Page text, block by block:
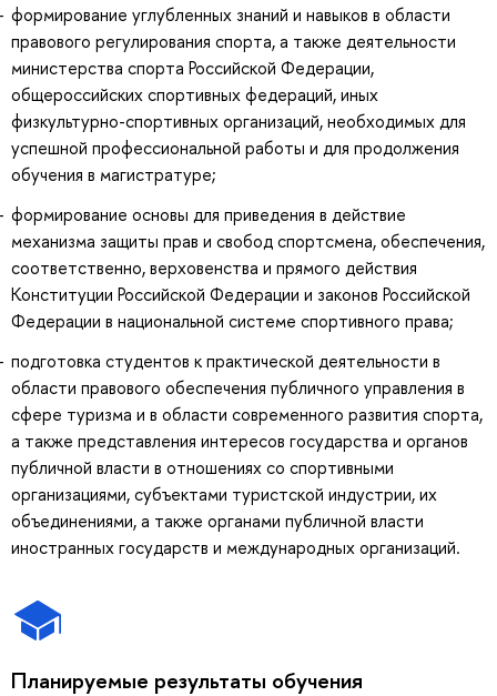
формирование углубленных знаний и навыков в области
правового регулирования спорта, а также деятельности
министерства спорта Российской Федерации,
общероссийских спортивных федераций, иных
физкультурно-спортивных организаций, необходимых для
успешной профессиональной работы и для продолжения
обучения в магистратуре;
формирование основы для приведения в действие
механизма защиты прав и свобод спортсмена, обеспечения,
соответственно, верховенства и прямого действия
Конституции Российской Федерации и законов Российской
Федерации в национальной системе спортивного права;
подготовка студентов к практической деятельности в
области правового обеспечения публичного управления в
сфере туризма и в области современного развития спорта,
а также представления интересов государства и органов
публичной власти в отношениях со спортивными
организациями, субъектами туристской индустрии, их
объединениями, а также органами публичной власти
иностранных государств и международных организаций.
Планируемые результаты обучения